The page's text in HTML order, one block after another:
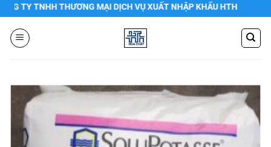
Chuyển
nội
TY TNHH THƯƠNG MẠI DỊCH VỤ XUẤT NHẬP KHẨU HTH